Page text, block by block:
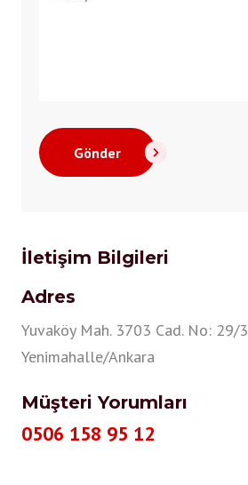
Gönder
İletişim Bilgileri
Adres
Yuvaköy Mah. 3703 Cad. No: 29/3
Yenimahalle/Ankara
Müşteri Yorumları
0506 158 95 12